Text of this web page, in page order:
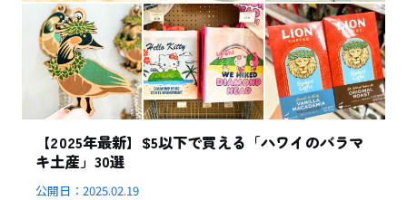
【2025年最新】$5以下で買える「ハワイのバラマ
キ土産」30選
公開日：2025.02.19